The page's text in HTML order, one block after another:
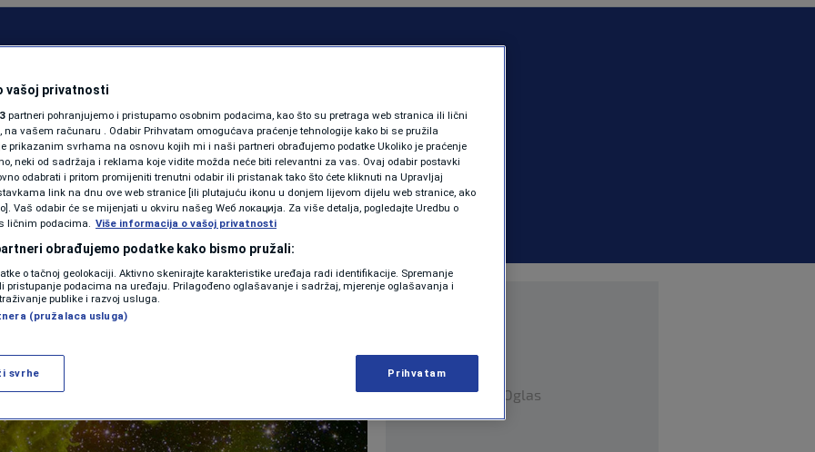
ZDRAVLJE
SHOWBIZ
KOLUMNE
PODCAST
N1 SPECIJAL
FENOMENI
NEISTRAŽENO
VIRALNO
VIDEO
sprema pravi
22:25 | NAUKA | 0 komentara
Oglas
vašoj privatnosti
partneri pohranjujemo i pristupamo osobnim podacima, kao što su pretraga web stranica ili lični
na vašem računaru . Odabir Prihvatam omogućava praćenje tehnologije kako bi se pružila
prikazanim svrhama na osnovu kojih mi i naši partneri obrađujemo podatke Ukoliko je praćenje
neki od sadržaja i reklama koje vidite možda neće biti relevantni za vas. Ovaj odabir postavki
odabrati i pritom promijeniti trenutni odabir ili pristanak tako što ćete kliknuti na Upravljaj
link na dnu ove web stranice [ili plutajuću ikonu u donjem lijevom dijelu web stranice, ako
Vaš odabir će se mijenjati u okviru našeg Wеб локација. Za više detalja, pogledajte Uredbu o
ličnim podacima. Više informacija o vašoj privatnosti
obrađujemo podatke kako bismo pružali:
o tačnoj geolokaciji. Aktivno skenirajte karakteristike uređaja radi identifikacije. Spremanje
pristupanje podacima na uređaju. Prilagođeno oglašavanje i sadržaj, mjerenje oglašavanja i
publike i razvoj usluga.
(pružalaca usluga)
svrhe Prihvatam